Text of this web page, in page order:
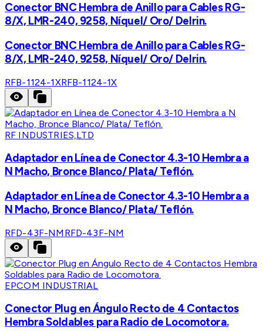
Conector BNC Hembra de Anillo para Cables RG-
8/X, LMR-240, 9258, Níquel/ Oro/ Delrin.
Conector BNC Hembra de Anillo para Cables RG-
8/X, LMR-240, 9258, Níquel/ Oro/ Delrin.
RFB-1124-1XRFB-1124-1X
RF INDUSTRIES,LTD
Adaptador en Línea de Conector 4.3-10 Hembra a
N Macho, Bronce Blanco/ Plata/ Teflón.
Adaptador en Línea de Conector 4.3-10 Hembra a
N Macho, Bronce Blanco/ Plata/ Teflón.
RFD-43F-NM RFD-43F-NM
EPCOM INDUSTRIAL
Conector Plug en Ángulo Recto de 4 Contactos
Hembra Soldables para Radio de Locomotora.